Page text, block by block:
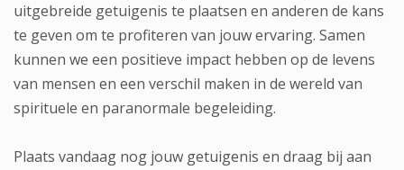
uitgebreide getuigenis te plaatsen en anderen de kans
te geven om te profiteren van jouw ervaring. Samen
kunnen we een positieve impact hebben op de levens
van mensen en een verschil maken in de wereld van
spirituele en paranormale begeleiding.
Plaats vandaag nog jouw getuigenis en draag bij aan